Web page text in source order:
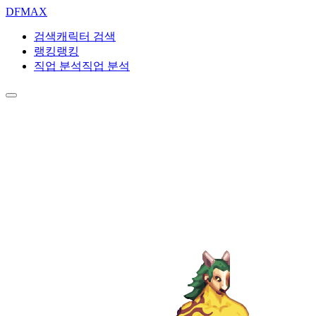
DFMAX
검색캐릭터 검색
랭킹랭킹
직업 분석직업 분석